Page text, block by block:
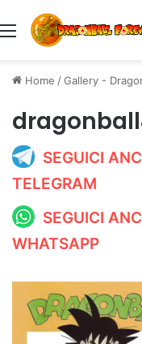
Menu
Home /Gallery -
SEGUICI
TELEGRAM
SEGUICI
WHATSAPP